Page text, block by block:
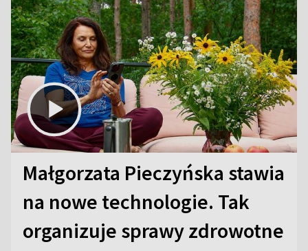
Małgorzata Pieczyńska stawia
na nowe technologie. Tak
organizuje sprawy zdrowotne